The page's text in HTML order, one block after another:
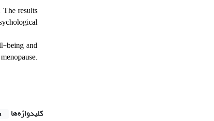
results
being and
کلیدواژه‌ها